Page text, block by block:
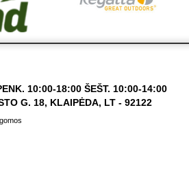
10:00-18:00 ŠEŠT. 10:00-14:00
G. 18, KLAIPĖDA, LT - 92122